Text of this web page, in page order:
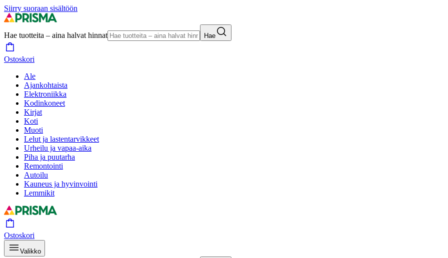
Siirry suoraan sisältöön
Hae tuotteita – aina halvat hinnat Hae
Ostoskori
Ale
Ajankohtaista
Elektroniikka
Kodinkoneet
Kirjat
Koti
Muoti
Lelut ja lastentarvikkeet
Urheilu ja vapaa-aika
Piha ja puutarha
Remontointi
Autoilu
Kauneus ja hyvinvointi
Lemmikit
Ostoskori
Valikko